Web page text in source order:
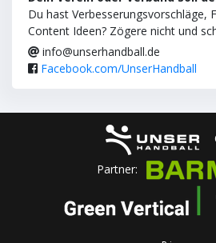
Du hast Verbesserungsvorschläge,
Content Ideen? Zögere nicht und
info@unserhandball.de
Facebook.com/UnserHandball
Partner: